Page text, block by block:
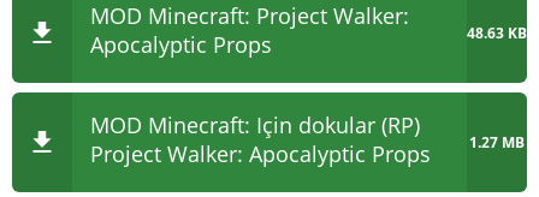
MOD Minecraft: Project Walker:
Apocalyptic Props
48.63 KB
MOD Minecraft: Için dokular (RP)
Project Walker: Apocalyptic Props
1.27 MB